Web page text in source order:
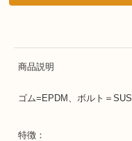
商品説明
ゴム=EPDM、ボルト＝SUS
特徴：